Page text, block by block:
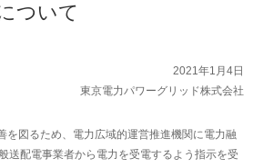
ついて
2021年1月4日
東京電力パワーグリッド株式会社
図るため、電力広域的運営推進機関に電力融
送配電事業者から電力を受電するよう指示を受